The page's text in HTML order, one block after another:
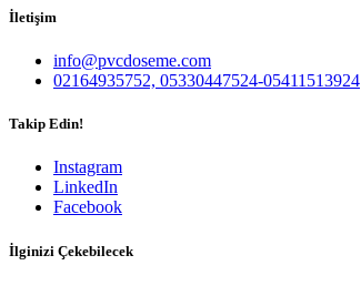
İletişim
info@pvcdoseme.com
02164935752, 05330447524-05411513924
Takip Edin!
Instagram
LinkedIn
Facebook
İlginizi Çekebilecek